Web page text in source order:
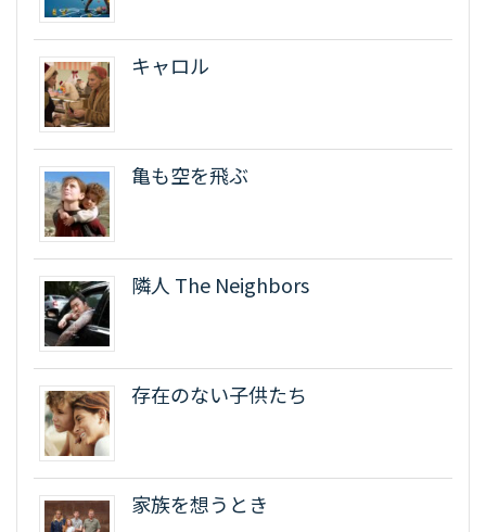
キャロル
亀も空を飛ぶ
隣人 The Neighbors
存在のない子供たち
家族を想うとき